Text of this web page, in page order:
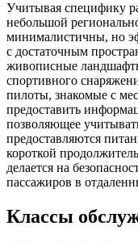
Учитывая специфику
небольшой
минималистичны, но
с достаточным
живописные
спортивного
пилоты, знакомые с
предоставить
позволяющее
предоставляются
короткой
делается на
пассажиров в
Классы